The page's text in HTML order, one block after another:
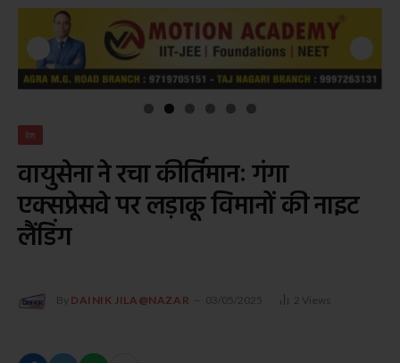
देश
वायुसेना ने रचा कीर्तिमानः गंगा
एक्सप्रेसवे पर लड़ाकू विमानों की नाइट
लैंडिंग
By DAINIK JILA@NAZAR 03/05/2025 2 Views